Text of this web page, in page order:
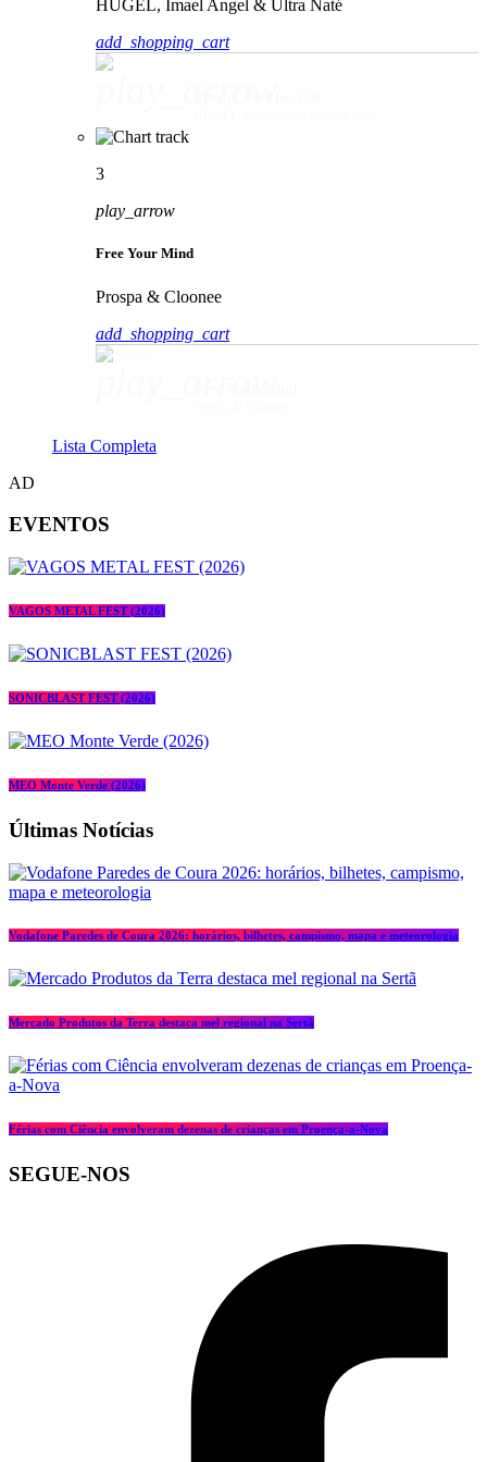
HUGEL, Imael Angel & Ultra Naté
add_shopping_cart
3
play_arrow
Free Your Mind
Prospa & Cloonee
add_shopping_cart
Lista Completa
AD
EVENTOS
VAGOS METAL FEST (2026)
SONICBLAST FEST (2026)
MEO Monte Verde (2026)
Últimas Notícias
Vodafone Paredes de Coura 2026: horários, bilhetes, campismo, mapa e meteorologia
Mercado Produtos da Terra destaca mel regional na Sertã
Férias com Ciência envolveram dezenas de crianças em Proença-a-Nova
SEGUE-NOS